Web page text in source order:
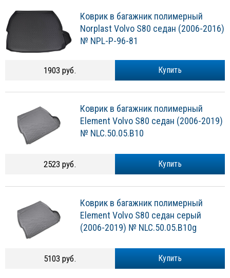
Коврик в багажник полимерный
Norplast Volvo S80 седан (2006-2016)
Купить
1903 руб.
Коврик в багажник полимерный
Element Volvo S80 седан (2006-2019)
Купить
Коврик в багажник полимерный
Element Volvo S80 седан серый
(2006-2019) № NLC.50.05.B10g
Купить